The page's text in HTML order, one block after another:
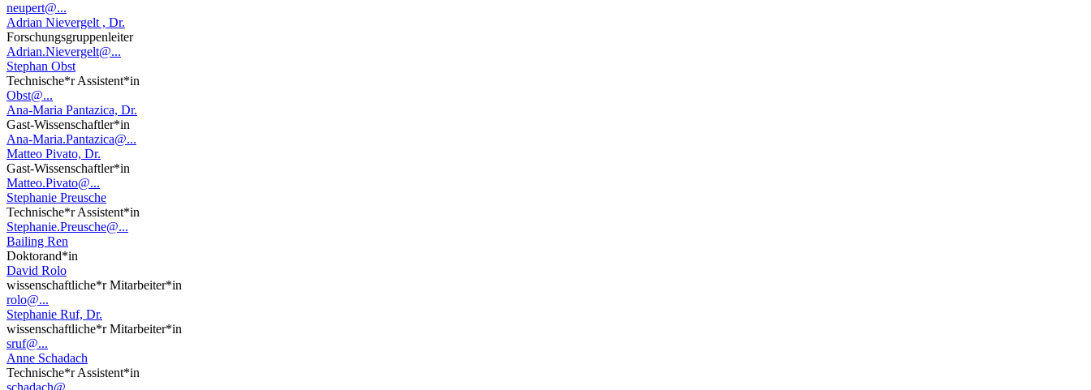
neupert@...
Adrian Nievergelt , Dr.
Forschungsgruppenleiter
Adrian.Nievergelt@...
Stephan Obst
Technische*r Assistent*in
Obst@...
Ana-Maria Pantazica, Dr.
Gast-Wissenschaftler*in
Ana-Maria.Pantazica@...
Matteo Pivato, Dr.
Gast-Wissenschaftler*in
Matteo.Pivato@...
Stephanie Preusche
Technische*r Assistent*in
Stephanie.Preusche@...
Bailing Ren
Doktorand*in
David Rolo
wissenschaftliche*r Mitarbeiter*in
rolo@...
Stephanie Ruf, Dr.
wissenschaftliche*r Mitarbeiter*in
sruf@...
Anne Schadach
Technische*r Assistent*in
schadach@...